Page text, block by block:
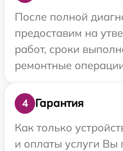
После полной
предоставим на
работ, сроки
ремонтные
4
Гарантия
Как только
и оплаты услуги Вы